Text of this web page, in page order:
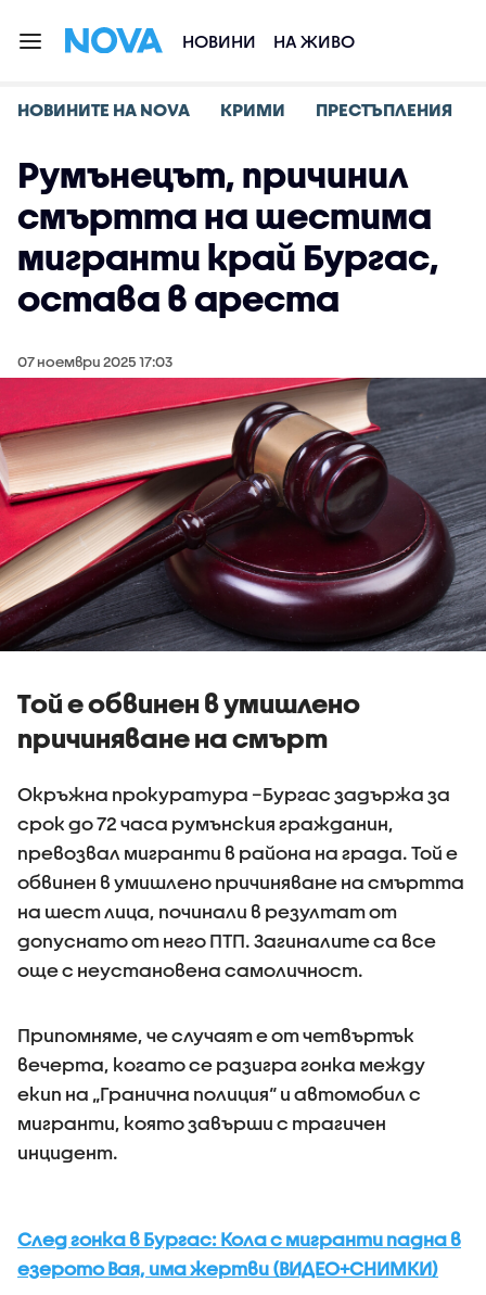
НОВИНИ НА ЖИВО
НОВИНИТЕ НА NOVA КРИМИ ПРЕСТЪПЛЕНИЯ
Румънецът, причинил
смъртта на шестима
мигранти край Бургас,
остава в ареста
07 ноември 2025 17:03
Той е обвинен в умишлено
причиняване на смърт
Окръжна прокуратура –Бургас задържа за
срок до 72 часа румънския гражданин,
превозвал мигранти в района на града. Той е
обвинен в умишлено причиняване на смъртта
на шест лица, починали в резултат от
допуснато от него ПТП. Загиналите са все
още с неустановена самоличност.
Припомняме, че случаят е от четвъртък
вечерта, когато се разигра гонка между
екип на „Гранична полиция“ и автомобил с
мигранти, която завърши с трагичен
инцидент.
След гонка в Бургас: Кола с мигранти падна в
езерото Вая, има жертви (ВИДЕО+СНИМКИ)